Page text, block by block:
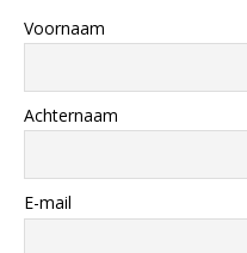
Voornaam
Achternaam
E-mail